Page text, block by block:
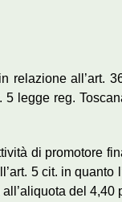
relazione all’art.
legge reg.
di promotore
5 cit. in quanto
del 4,40